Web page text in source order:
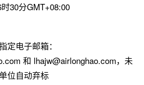
30分GMT+08:00
定电子邮箱：
和 lhajw@airlonghao.com，未
位自动弃标